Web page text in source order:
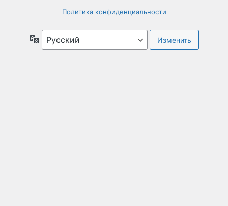
Политика конфиденциальности
Язык